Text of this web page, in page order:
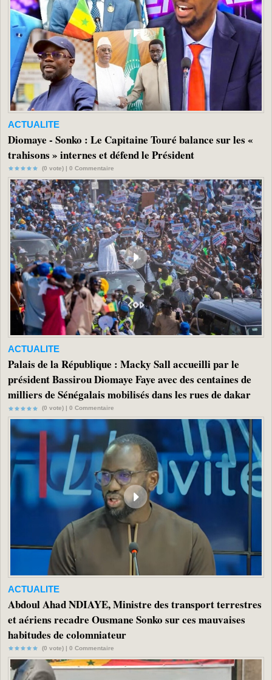
ACTUALITE
Diomaye - Sonko : Le Capitaine Touré balance sur les «
trahisons » internes et défend le Président
(0 vote) | 0 Commentaire
ACTUALITE
Palais de la République : Macky Sall accueilli par le
président Bassirou Diomaye Faye avec des centaines de
milliers de Sénégalais mobilisés dans les rues de dakar
(0 vote) | 0 Commentaire
ACTUALITE
Abdoul Ahad NDIAYE, Ministre des transport terrestres
et aériens recadre Ousmane Sonko sur ces mauvaises
habitudes de colomniateur
(0 vote) | 0 Commentaire